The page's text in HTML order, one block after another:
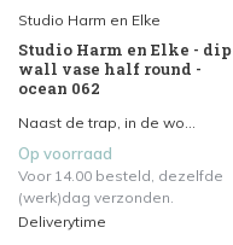
Studio Harm en Elke
Studio Harm en Elke - dip
wall vase half round -
ocean 062
Naast de trap, in de wo...
Op voorraad
Voor 14.00 besteld, dezelfde
(werk)dag verzonden.
Deliverytime